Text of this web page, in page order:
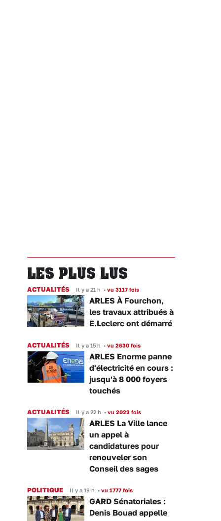
LES PLUS LUS
ACTUALITÉS Il y a 21 h • vu 3117 fois
ARLES À Fourchon,
les travaux attribués à
E.Leclerc ont démarré
ACTUALITÉS Il y a 15 h • vu 2630 fois
ARLES Enorme panne
d'électricité en cours :
jusqu'à 8 000 foyers
touchés
ACTUALITÉS Il y a 22 h • vu 2023 fois
ARLES La Ville lance
un appel à
candidatures pour
renouveler son
Conseil des sages
POLITIQUE Il y a 19 h • vu 1777 fois
GARD Sénatoriales :
Denis Bouad appelle